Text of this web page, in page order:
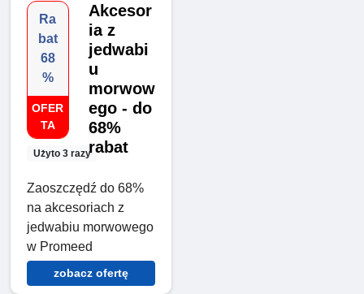
Ra
bat
68
%
OFER
TA
Użyto 3 razy
Akcesor
ia z
jedwabi
u
morwow
ego - do
68%
rabat
Zaoszczędź do 68%
na akcesoriach z
jedwabiu morwowego
w Promeed
zobacz ofertę